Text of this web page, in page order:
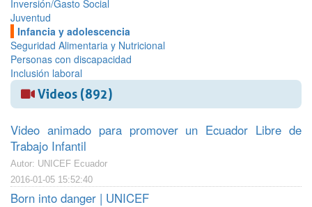
Inversión/Gasto Social
Juventud
Infancia y adolescencia
Seguridad Alimentaria y Nutricional
Personas con discapacidad
Inclusión laboral
Videos (892)
Video animado para promover un Ecuador Libre de
Trabajo Infantil
Autor: UNICEF Ecuador
2016-01-05 15:52:40
Born into danger | UNICEF